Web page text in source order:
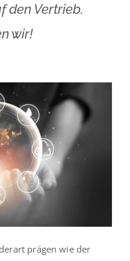
den Vertrieb.
wir!
prägen wie der